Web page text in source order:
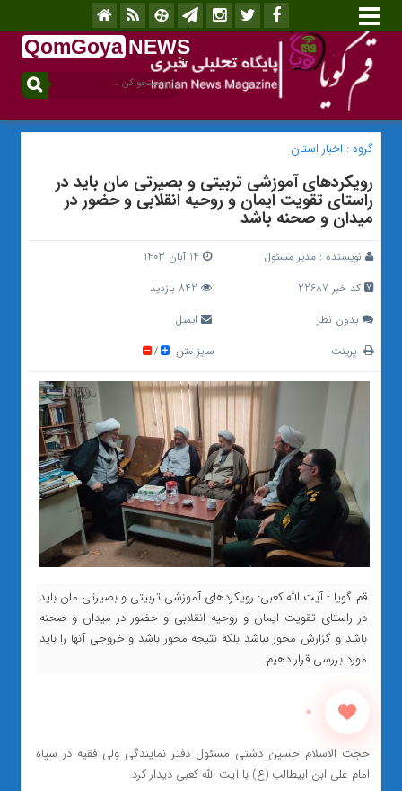
QomGoya NEWS
.ir
گروه : اخبار استان
رویکردهای آموزشی تربیتی و بصیرتی مان باید در
راستای تقویت ایمان و روحیه انقلابی و حضور در
میدان و صحنه باشد
نویسنده : مدیر مسئول
کد خبر 22687
بدون نظر
ایمیل
پرینت
سایز متن /
قم گویا - آیت الله کعبی: رویکردهای آموزشی تربیتی و بصیرتی مان باید
در راستای تقویت ایمان و روحیه انقلابی و حضور در میدان و صحنه
باشد و گزارش محور نباشد بلکه نتیجه محور باشد و خروجی آنها را باید
مورد بررسی قرار دهیم.
0
حجت الاسلام حسین دشتی مسئول دفتر نمایندگی ولی فقیه در سپاه
امام علی ابن ابیطالب (ع) با آیت الله کعبی دیدار کرد.